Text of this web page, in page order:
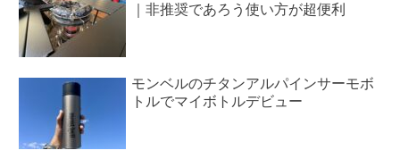
｜非推奨であろう使い方が超便利
モンベルのチタンアルパインサーモボ
トルでマイボトルデビュー